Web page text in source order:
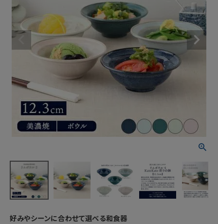
好みやシーンに合わせて選べる和食器